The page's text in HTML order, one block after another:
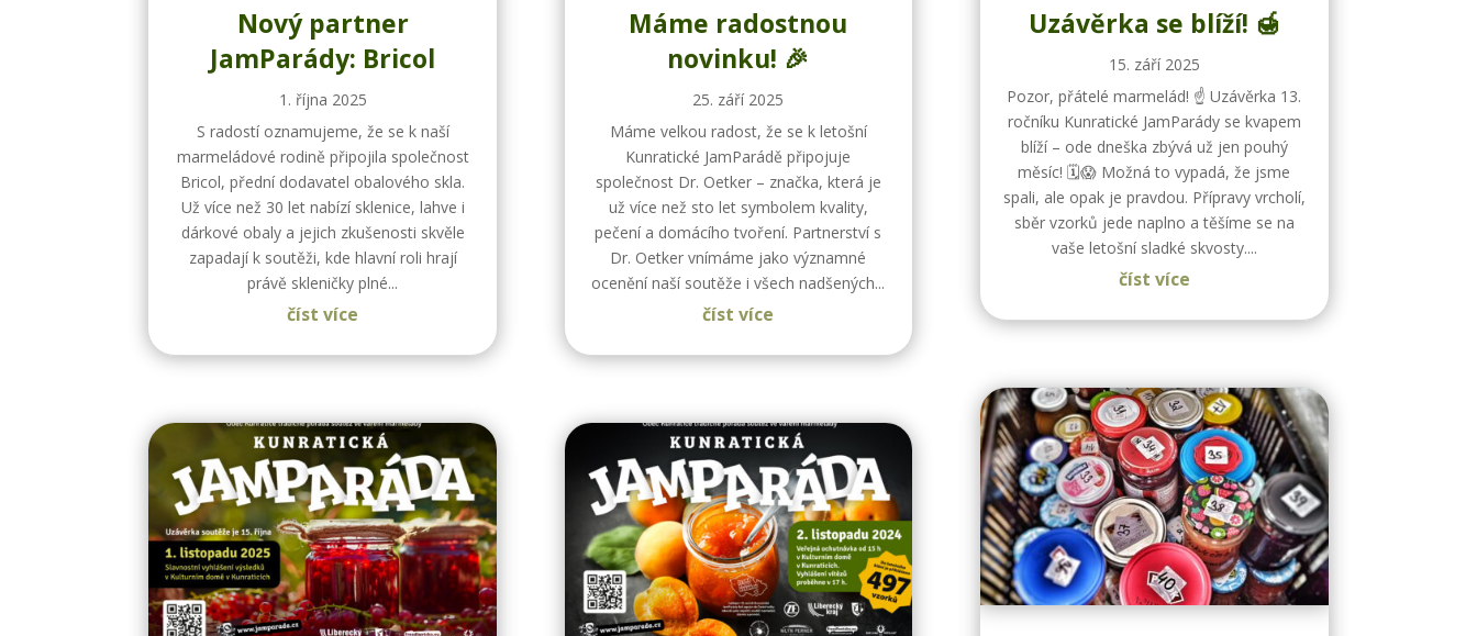
Nový partner
JamParády: Bricol
1. října 2025
S radostí oznamujeme, že se k naší
marmeládové rodině připojila společnost
Bricol, přední dodavatel obalového skla.
Už více než 30 let nabízí sklenice, lahve i
dárkové obaly a jejich zkušenosti skvěle
zapadají k soutěži, kde hlavní roli hrají
právě skleničky plné...
číst více
Máme radostnou
novinku! 🎉
25. září 2025
Máme velkou radost, že se k letošní
Kunratické JamParádě připojuje
společnost Dr. Oetker – značka, která je
už více než sto let symbolem kvality,
pečení a domácího tvoření. Partnerství s
Dr. Oetker vnímáme jako významné
ocenění naší soutěže i všech nadšených...
číst více
Uzávěrka se blíží! 🍯
15. září 2025
Pozor, přátelé marmelád! ☝️ Uzávěrka 13.
ročníku Kunratické JamParády se kvapem
blíží – ode dneška zbývá už jen pouhý
měsíc! 🗓️😱 Možná to vypadá, že jsme
spali, ale opak je pravdou. Přípravy vrcholí,
sběr vzorků jede naplno a těšíme se na
vaše letošní sladké skvosty....
číst více